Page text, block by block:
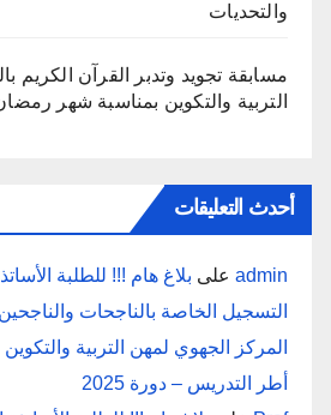
والتحديات
مسابقة تجويد وتدبر القرآن الكريم
التربية والتكوين بمناسبة شهر
أحدث التعليقات
admin على بلاغ هام !!! للطلبة
التسجيل الخاصة بالناجحات
المركز الجهوي لمهن التربية
أطر التدريس – دورة 2025